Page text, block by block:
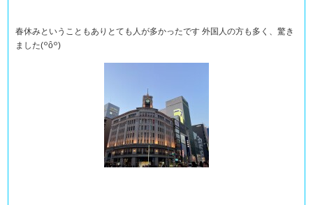
春休みということもありとても人が多かったです 外国人の方も多く、驚き
ました(꒪ȏ꒪)